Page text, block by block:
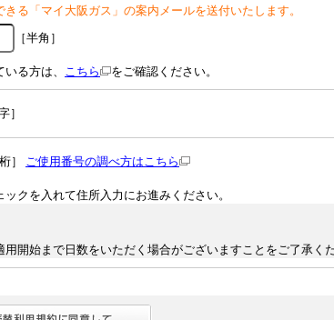
る「マイ大阪ガス」の案内メールを送付いたします。
［半角］
る方は、 こちら をご確認ください。
］
］ ご使用番号の調べ方はこちら
クを入れて住所入力にお進みください。
開始まで日数をいただく場合がございますことをご了承くだ